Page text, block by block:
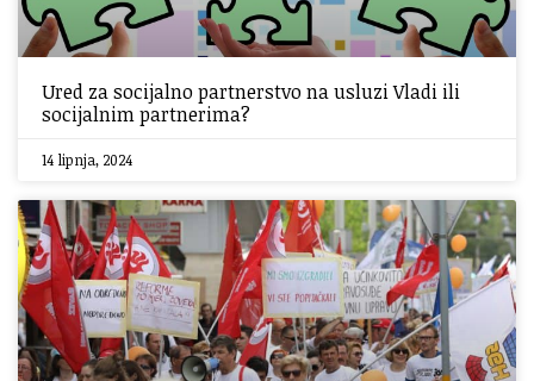
Ured za socijalno partnerstvo na usluzi Vladi ili
socijalnim partnerima?
14 lipnja, 2024